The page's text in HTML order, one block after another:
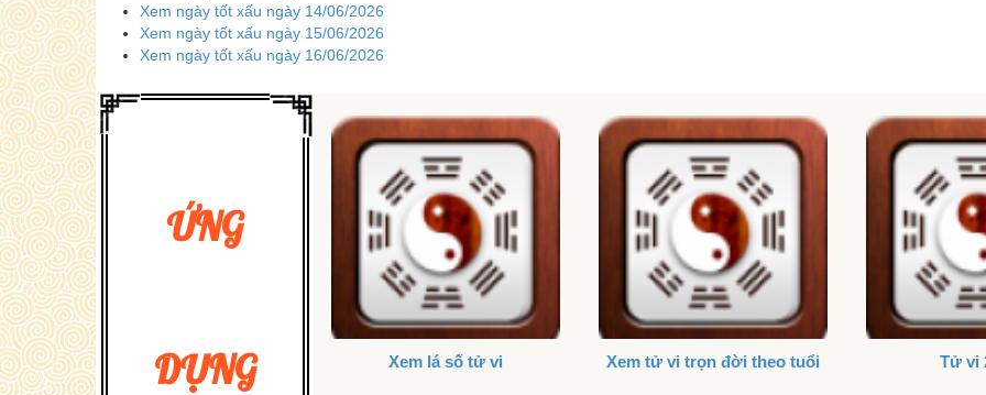
Xem ngày tốt xấu ngày 14/06/2026
Xem ngày tốt xấu ngày 15/06/2026
Xem ngày tốt xấu ngày 16/06/2026
ỨNG
DỤNG Xem lá số tử vi Xem tử vi trọn đời theo tuổi Tử vi